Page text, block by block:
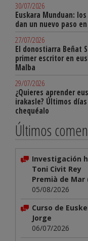
30/07/2026
Euskara Munduan:
dan un nuevo paso
27/07/2026
El donostiarra Beñat
primer escritor en
Malba
29/07/2026
¿Quieres aprender
irakasle? Últimos
chequéalo
Últimos
Investigación
Toni Civit Rey
Premià de Mar
05/08/2026
Curso de
Jorge
06/07/2026